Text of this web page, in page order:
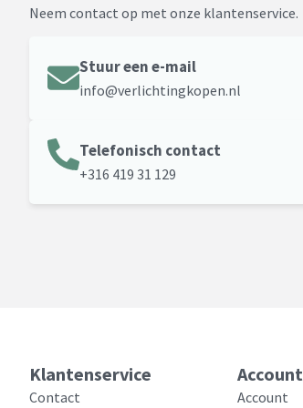
Neem contact op met onze klantenservice.
Stuur een e-mail
info@verlichtingkopen.nl
Telefonisch contact
+316 419 31 129
Klantenservice
Contact
Account
Account